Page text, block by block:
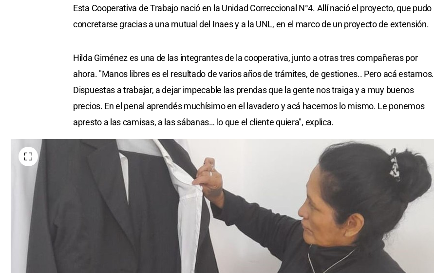
Esta Cooperativa de Trabajo nació en la Unidad Correccional N°4. Allí nació el proyecto, que pudo
concretarse gracias a una mutual del Inaes y a la UNL, en el marco de un proyecto de extensión.
Hilda Giménez es una de las integrantes de la cooperativa, junto a otras tres compañeras por
ahora. "Manos libres es el resultado de varios años de trámites, de gestiones.. Pero acá estamos.
Dispuestas a trabajar, a dejar impecable las prendas que la gente nos traiga y a muy buenos
precios. En el penal aprendés muchísimo en el lavadero y acá hacemos lo mismo. Le ponemos
apresto a las camisas, a las sábanas… lo que el cliente quiera", explica.